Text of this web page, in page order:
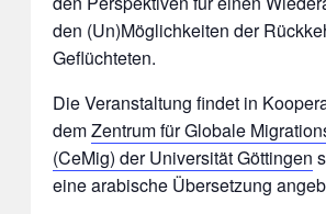
den (Un)Möglichkeiten der
Geflüchteten.
Die Veranstaltung findet in
demZentrum für Globale
(CeMig) der Universität Göttingen
eine arabische Übersetzung